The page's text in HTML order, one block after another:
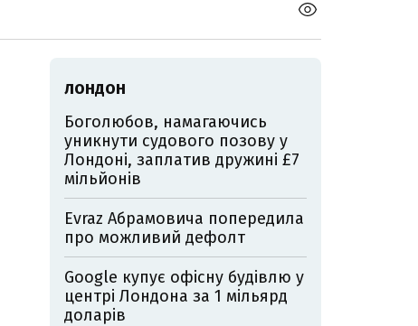
ЛОНДОН
Боголюбов, намагаючись
уникнути судового позову у
Лондоні, заплатив дружині £7
мільйонів
Evraz Абрамовича попередила
про можливий дефолт
Google купує офісну будівлю у
центрі Лондона за 1 мільярд
доларів